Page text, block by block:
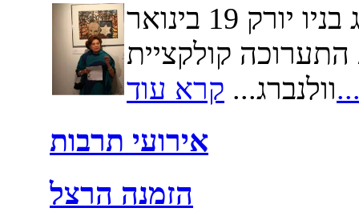
חנוכה של תערוכת קולקציית וולנברג בניו יורק 19 בינואר
התערוכה קולקציית
וולנברג...עוד...
אירועי תרבות
הזמנה הרצל